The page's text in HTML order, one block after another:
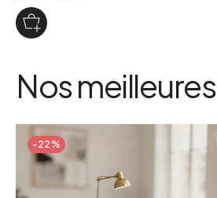
Nos meilleures
-22%